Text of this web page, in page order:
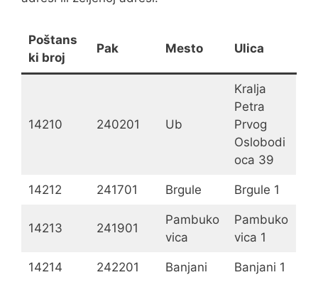
Poštans
ki broj
Pak Mesto Ulica
14210 240201 Ub
Kralja
Petra
Prvog
Oslobodi
oca 39
14212 241701 Brgule Brgule 1
14213 241901
Pambuko
vica
Pambuko
vica 1
14214 242201 Banjani Banjani 1